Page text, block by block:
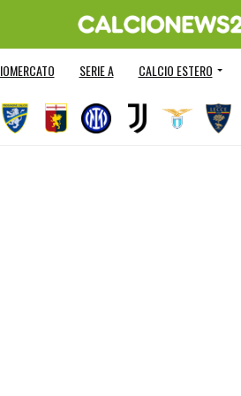
SERIE A CALCIO ESTERO